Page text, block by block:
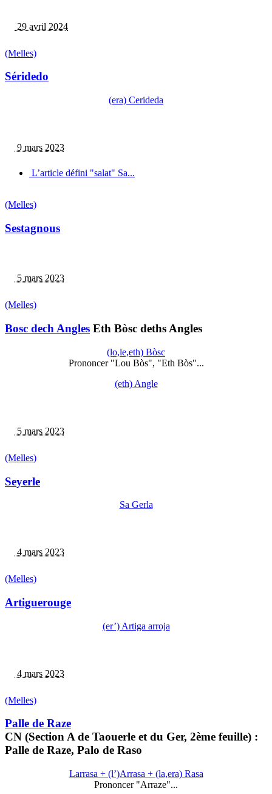
29 avril 2024
(Melles)
Séridedo
(era) Cerideda
9 mars 2023
L’article défini "salat" Sa...
(Melles)
Sestagnous
5 mars 2023
(Melles)
Bosc dech Angles Eth Bòsc deths Angles
(lo,le,eth) Bòsc
Prononcer "Lou Bòs", "Eth Bòs"...
(eth) Angle
5 mars 2023
(Melles)
Seyerle
Sa Gerla
4 mars 2023
(Melles)
Artiguerouge
(er’) Artiga arroja
4 mars 2023
(Melles)
Palle de Raze
CN (Section A de Taouerle et du Ger, 2ème feuille) :
Palle de Raze, Palo de Raso
Larrasa + (l’)Arrasa + (la,era) Rasa
Prononcer "Arraze"...